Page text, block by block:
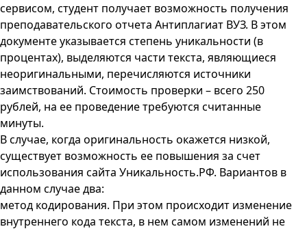
сервисом, студент получает возможность получения
преподавательского отчета Антиплагиат ВУЗ. В этом
документе указывается степень уникальности (в
процентах), выделяются части текста, являющиеся
неоригинальными, перечисляются источники
заимствований. Стоимость проверки – всего 250
рублей, на ее проведение требуются считанные
минуты.
В случае, когда оригинальность окажется низкой,
существует возможность ее повышения за счет
использования сайта Уникальность.РФ. Вариантов в
данном случае два:
метод кодирования. При этом происходит изменение
внутреннего кода текста, в нем самом изменений не